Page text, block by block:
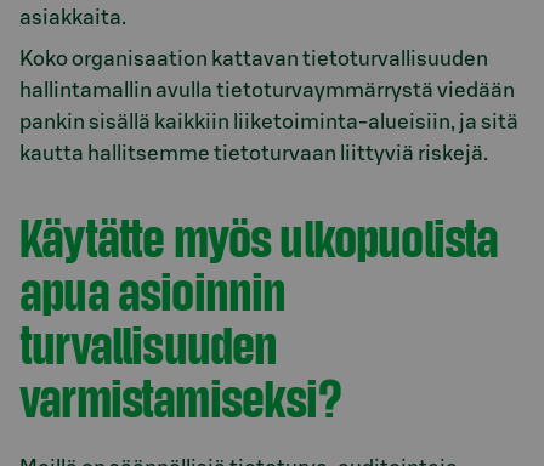
asiakkaita.
Koko organisaation kattavan tietoturvallisuuden
hallintamallin avulla tietoturvaymmärrystä viedään
pankin sisällä kaikkiin liiketoiminta-alueisiin, ja sitä
kautta hallitsemme tietoturvaan liittyviä riskejä.
Käytätte myös ulkopuolista
apua asioinnin
turvallisuuden
varmistamiseksi?